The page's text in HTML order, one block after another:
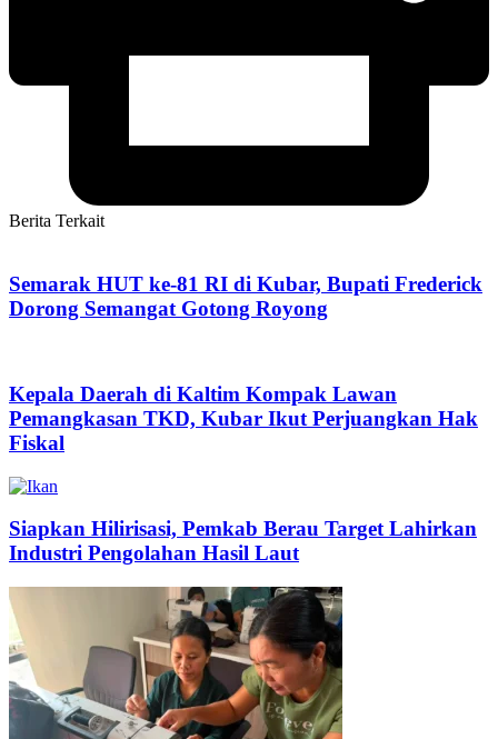
Berita Terkait
Semarak HUT ke-81 RI di Kubar, Bupati Frederick
Dorong Semangat Gotong Royong
Kepala Daerah di Kaltim Kompak Lawan
Pemangkasan TKD, Kubar Ikut Perjuangkan Hak
Fiskal
Siapkan Hilirisasi, Pemkab Berau Target Lahirkan
Industri Pengolahan Hasil Laut